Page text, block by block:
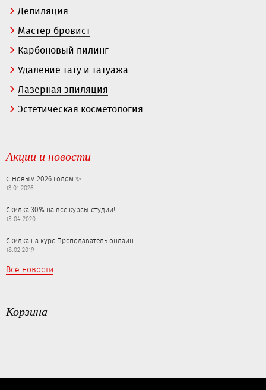
Депиляция
Мастер бровист
Карбоновый пилинг
Удаление тату и татуажа
Лазерная эпиляция
Эстетическая косметология
Акции и новости
С Новым 2026 Годом ✨
13.01.2026
Скидка 30% на все курсы студии!
15.04.2020
Скидка на курс Преподаватель онлайн
18.02.2019
Все новости
Корзина